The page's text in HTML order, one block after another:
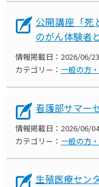
公開講座「
のがん体験者
情報掲載日： 2026/06/23
カテゴリー： 一般の方
看護部サマー
情報掲載日： 2026/06/04
カテゴリー： 一般の方
生殖医療セン